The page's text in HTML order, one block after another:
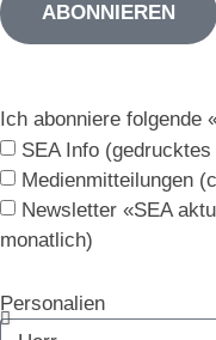
ABONNIEREN
Ich abonniere folgende
SEA Info
Medienmitteilungen
Newsletter «SEA
monatlich)
Personalien